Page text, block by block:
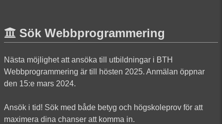
Sök Webbprogrammering
Nästa möjlighet att ansöka till utbildningar i BTH
Webbprogrammering är till hösten 2025. Anmälan öppnar
den 15:e mars 2024.
Ansök i tid! Sök med både betyg och högskoleprov för att
maximera dina chanser att komma in.